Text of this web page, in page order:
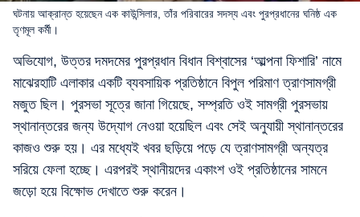
ঘটনায় আক্রান্ত হয়েছেন এক কাউন্সিলার, তাঁর পরিবারের সদস্য এবং পুরপ্রধানের ঘনিষ্ঠ এক
তৃণমূল কর্মী।
অভিযোগ, উত্তর দমদমের পুরপ্রধান বিধান বিশ্বাসের ‘আল্পনা ফিশারি’ নামে
মাঝেরহাটি এলাকার একটি ব্যবসায়িক প্রতিষ্ঠানে বিপুল পরিমাণ ত্রাণসামগ্রী
মজুত ছিল। পুরসভা সূত্রে জানা গিয়েছে, সম্প্রতি ওই সামগ্রী পুরসভায়
স্থানান্তরের জন্য উদ্যোগ নেওয়া হয়েছিল এবং সেই অনুযায়ী স্থানান্তরের
কাজও শুরু হয়। এর মধ্যেই খবর ছড়িয়ে পড়ে যে ত্রাণসামগ্রী অন্যত্র
সরিয়ে ফেলা হচ্ছে। এরপরই স্থানীয়দের একাংশ ওই প্রতিষ্ঠানের সামনে
জড়ো হয়ে বিক্ষোভ দেখাতে শুরু করেন।